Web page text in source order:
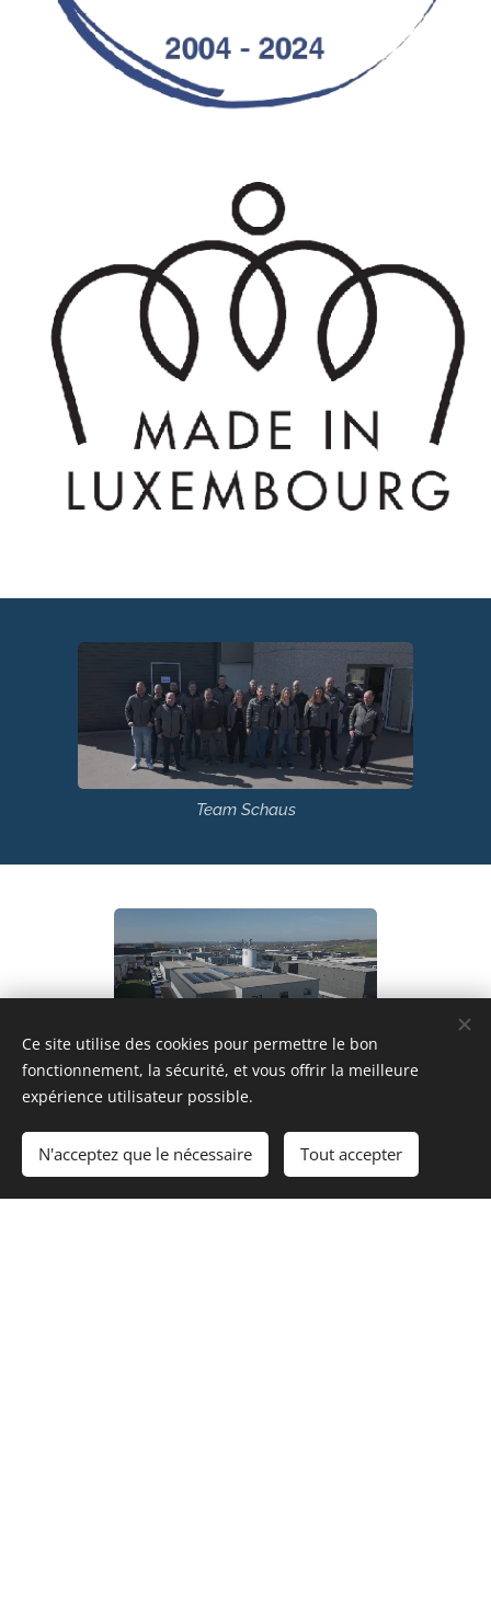
Team Schaus
Siège social à Ellange
Contact
Ce site utilise des cookies pour permettre le bon
fonctionnement, la sécurité, et vous offrir la meilleure
expérience utilisateur possible.
N'acceptez que le nécessaire Tout accepter